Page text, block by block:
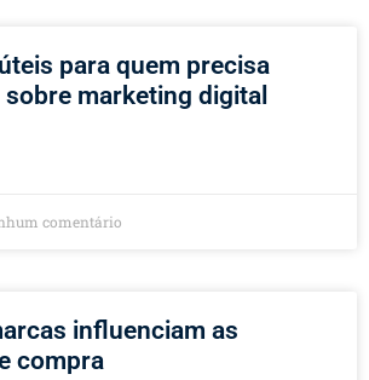
para quem precisa
marketing digital
comentário
influenciam as
compra